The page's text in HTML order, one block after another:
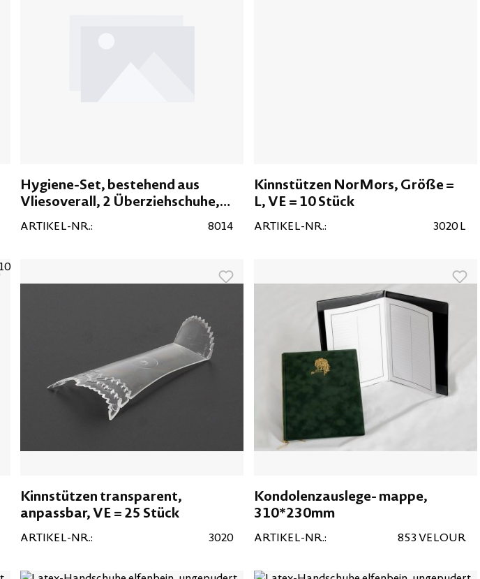
Hygiene-Set, bestehend aus
Vliesoverall, 2 Überziehschuhe,
Mundschutz
ARTIKEL-NR.: 8014
Kinnstützen NorMors, Größe =
L, VE = 10 Stück
ARTIKEL-NR.: 3020 L
Kinnstützen transparent,
anpassbar, VE = 25 Stück
ARTIKEL-NR.: 3020
Kondolenzauslege- mappe,
310*230mm
ARTIKEL-NR.: 853 VELOUR